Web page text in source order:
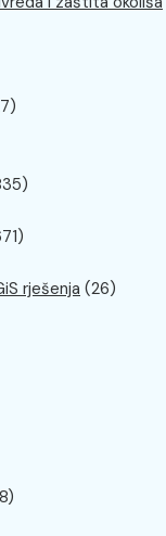
rješenja (26)